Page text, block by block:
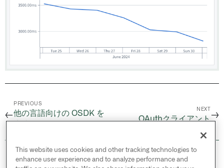
←
PREVIOUS
他の言語向けの OSDK を
NEXT
OAuthクライアント →
© 2026 Palantir Technologies Inc. All rights
This website uses cookies and other tracking technologies to
enhance user experience and to analyze performance and